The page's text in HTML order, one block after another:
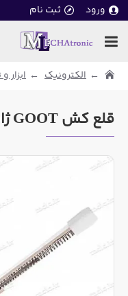
ورود ثبت نام
الکترونیک ابزار
قلع کش GOOT ژاپنی GS-104